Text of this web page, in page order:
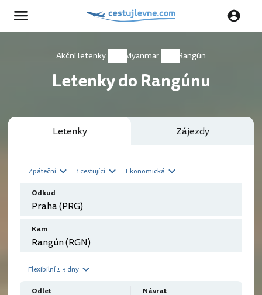
Akční letenky Myanmar Rangún
Letenky do Rangúnu
Letenky Zájezdy
Zpáteční 1 cestující Ekonomická
Odkud
Kam
Flexibilní ± 3 dny
Odlet Návrat